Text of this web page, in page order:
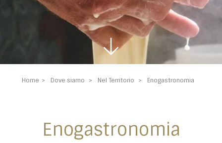
Home Dove siamo Nel Territorio Enogastronomia
Enogastronomia